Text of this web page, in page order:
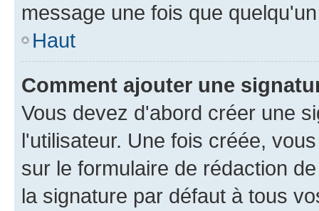
message une fois que
Haut
Comment ajouter une
Vous devez d'abord créer une
l'utilisateur. Une fois créée,
sur le formulaire de rédaction
la signature par défaut à tous